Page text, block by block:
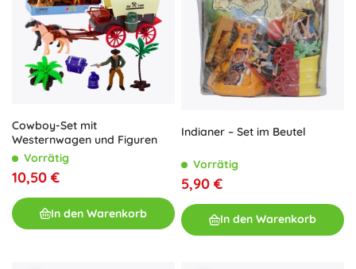
lernen, Geschichten zu komponieren und historische
Zusammenhänge zu verstehen. Ob Sie sammelwürdige
Indianer-Figuren, Kinderspielzeug mit Indianer-Motiv für
den Alltag oder Elemente für Modellbau-Dioramen suchen:
Diese Kategorie bietettolle Möglichkeitenfür alle.
Cowboy-Set mit
Westernwagen und Figuren
Vorrätig
10,50 €
In den Warenkorb
Indianer – Set im Beutel
Vorrätig
5,90 €
In den Warenkorb